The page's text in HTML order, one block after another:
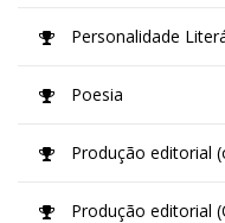
Personalidade
Poesia
Produção editorial
Produção editorial